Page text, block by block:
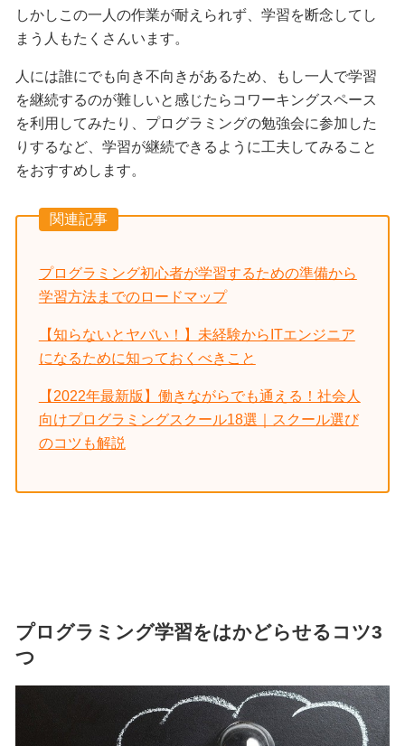
しかしこの一人の作業が耐えられず、学習を断念してし
まう人もたくさんいます。
人には誰にでも向き不向きがあるため、もし一人で学習
を継続するのが難しいと感じたらコワーキングスペース
を利用してみたり、プログラミングの勉強会に参加した
りするなど、学習が継続できるように工夫してみること
をおすすめします。
関連記事
プログラミング初心者が学習するための準備から
学習方法までのロードマップ
【知らないとヤバい！】未経験からITエンジニア
になるために知っておくべきこと
【2022年最新版】働きながらでも通える！社会人
向けプログラミングスクール18選｜スクール選び
のコツも解説
プログラミング学習をはかどらせるコツ3
つ